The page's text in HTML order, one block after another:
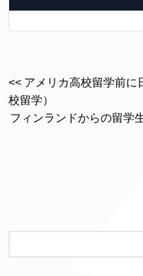
<< アメリカ高校留学前
校留学）
フィンランドからの留学